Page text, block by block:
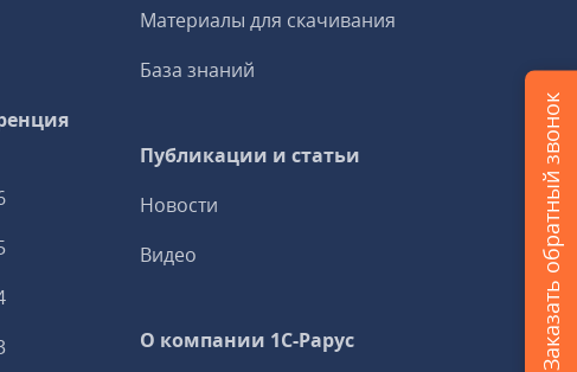
Материалы для скачивания
База знаний
Публикации и статьи
Новости
Видео
О компании 1C-Рарус
Заказать обратный звонок